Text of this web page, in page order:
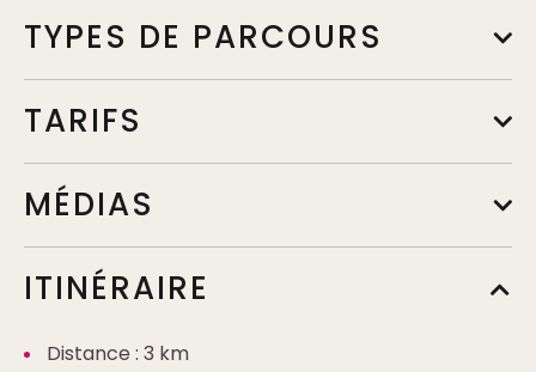
TYPES DE PARCOURS
TARIFS
MÉDIAS
ITINÉRAIRE
Distance : 3 km